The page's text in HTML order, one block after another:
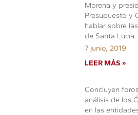
Morena y
Presupuesto y
hablar sobre
de Santa Lucía.
7 junio, 2019
LEER MÁS »
Concluyen
análisis de los
en las